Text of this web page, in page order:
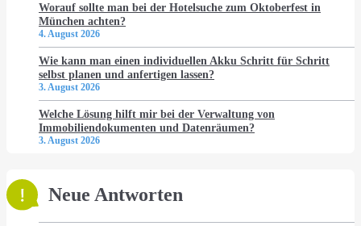
Worauf sollte man bei der Hotelsuche zum Oktoberfest in
München achten?
4. August 2026
Wie kann man einen individuellen Akku Schritt für Schritt
selbst planen und anfertigen lassen?
3. August 2026
Welche Lösung hilft mir bei der Verwaltung von
Immobiliendokumenten und Datenräumen?
3. August 2026
Neue Antworten